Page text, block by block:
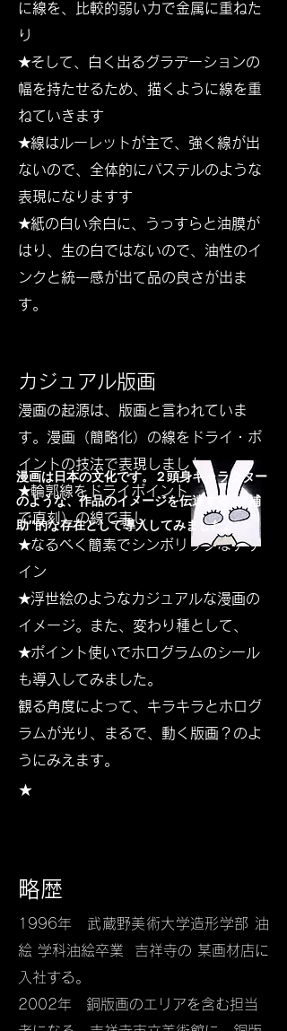
に線を、比較的弱い力で金属に重ねた
り
★そして、白く出るグラデーションの
幅を持たせるため、描くように線を重
ねていきます
★線はルーレットが主で、強く線が出
ないので、全体的にパステルのような
表現になりますす
★紙の白い余白に、うっすらと油膜が
はり、生の白ではないので、油性のイ
ンクと統一感が出て品の良さが出ま
す。
カジュアル版画
漫画の起源は、版画と言われていま
す。漫画（簡略化）の線をドライ・ポ
イントの技法で表現しました。​
★輪郭線をドライポイント（ニードル
で直刻）の線で表し
★なるべく簡素でシンボリックなデザ
イン
★浮世絵のようなカジュアルな漫画の
イメージ。
また、変わり種として、
★ポイント使いでホログラムのシール
も導入してみました。
観る角度によって、キラキラとホログ
ラムが光り、まるで、動く版画？のよ
うにみえます。
​★
略歴
1996年 武蔵野美術大学造形学部 油
絵 学科油絵卒業 吉祥寺の 某画材店に
入社する。
2002年 銅版画のエリアを含む担当
​漫画は日本の文化です。２頭身キャラクター
のような、作品のイメージを伝達する、″補
助″的な存在として導入してみました。